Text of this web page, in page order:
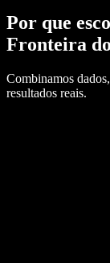
Por que
Fronteira
Combinamos
resultados reais.